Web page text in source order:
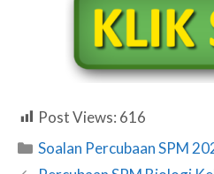
Post Views: 616
Categories
Soalan Percubaan SPM